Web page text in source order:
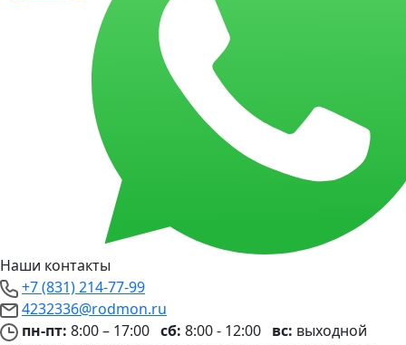
Наши контакты
+7 (831) 214-77-99
4232336@rodmon.ru
пн-пт: 8:00 – 17:00 сб: 8:00 - 12:00 вс: выходной